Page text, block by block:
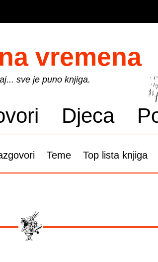
vremena
sve je puno knjiga.
Djeca
Teme Top lista knjiga